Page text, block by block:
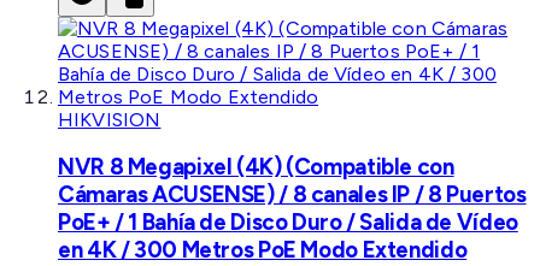
HIKVISION
NVR 8 Megapixel (4K) (Compatible con
Cámaras ACUSENSE) / 8 canales IP / 8 Puertos
PoE+ / 1 Bahía de Disco Duro / Salida de Vídeo
en 4K / 300 Metros PoE Modo Extendido